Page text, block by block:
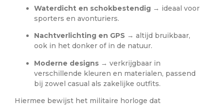
Waterdicht en schokbestendig → ideaal voor
sporters en avonturiers.
Nachtverlichting en GPS → altijd bruikbaar,
ook in het donker of in de natuur.
Moderne designs → verkrijgbaar in
verschillende kleuren en materialen, passend
bij zowel casual als zakelijke outfits.
Hiermee bewijst het militaire horloge dat